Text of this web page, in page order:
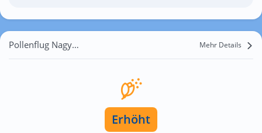
Pollenflug Nagyatád Mehr Details
Erhöht